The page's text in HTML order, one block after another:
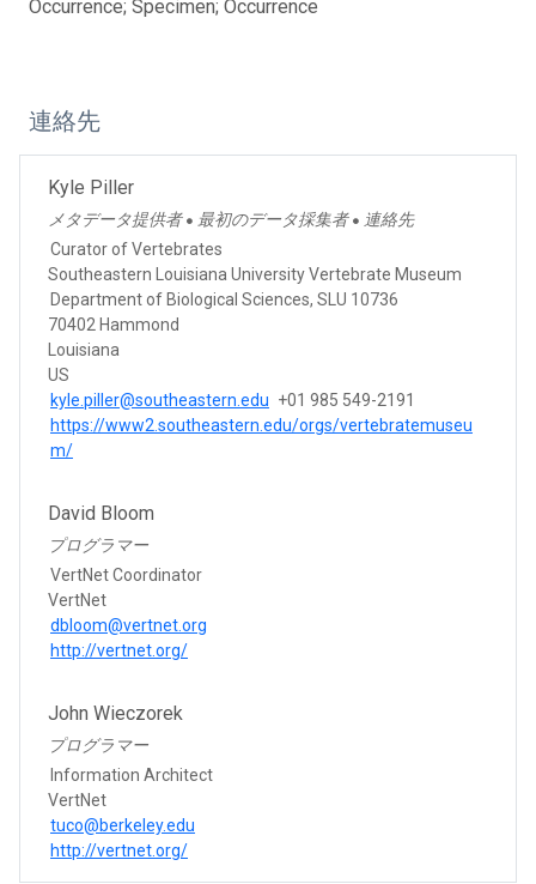
Occurrence; Specimen; Occurrence
連絡先
Kyle Piller
メタデータ提供者 ● 最初のデータ採集者 ● 連絡先
Curator of Vertebrates
Southeastern Louisiana University Vertebrate Museum
Department of Biological Sciences, SLU 10736
70402 Hammond
Louisiana
US
kyle.piller@southeastern.edu +01 985 549-2191
https://www2.southeastern.edu/orgs/vertebratemuseu
m/
David Bloom
プログラマー
VertNet Coordinator
VertNet
dbloom@vertnet.org
http://vertnet.org/
John Wieczorek
プログラマー
Information Architect
VertNet
tuco@berkeley.edu
http://vertnet.org/